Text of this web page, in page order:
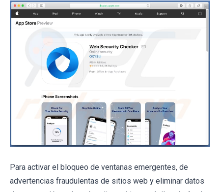
Para activar el bloqueo de ventanas emergentes, de
advertencias fraudulentas de sitios web y eliminar datos